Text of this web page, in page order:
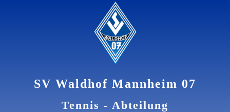
SV Waldhof Mannheim 07
Tennis - Abteilung